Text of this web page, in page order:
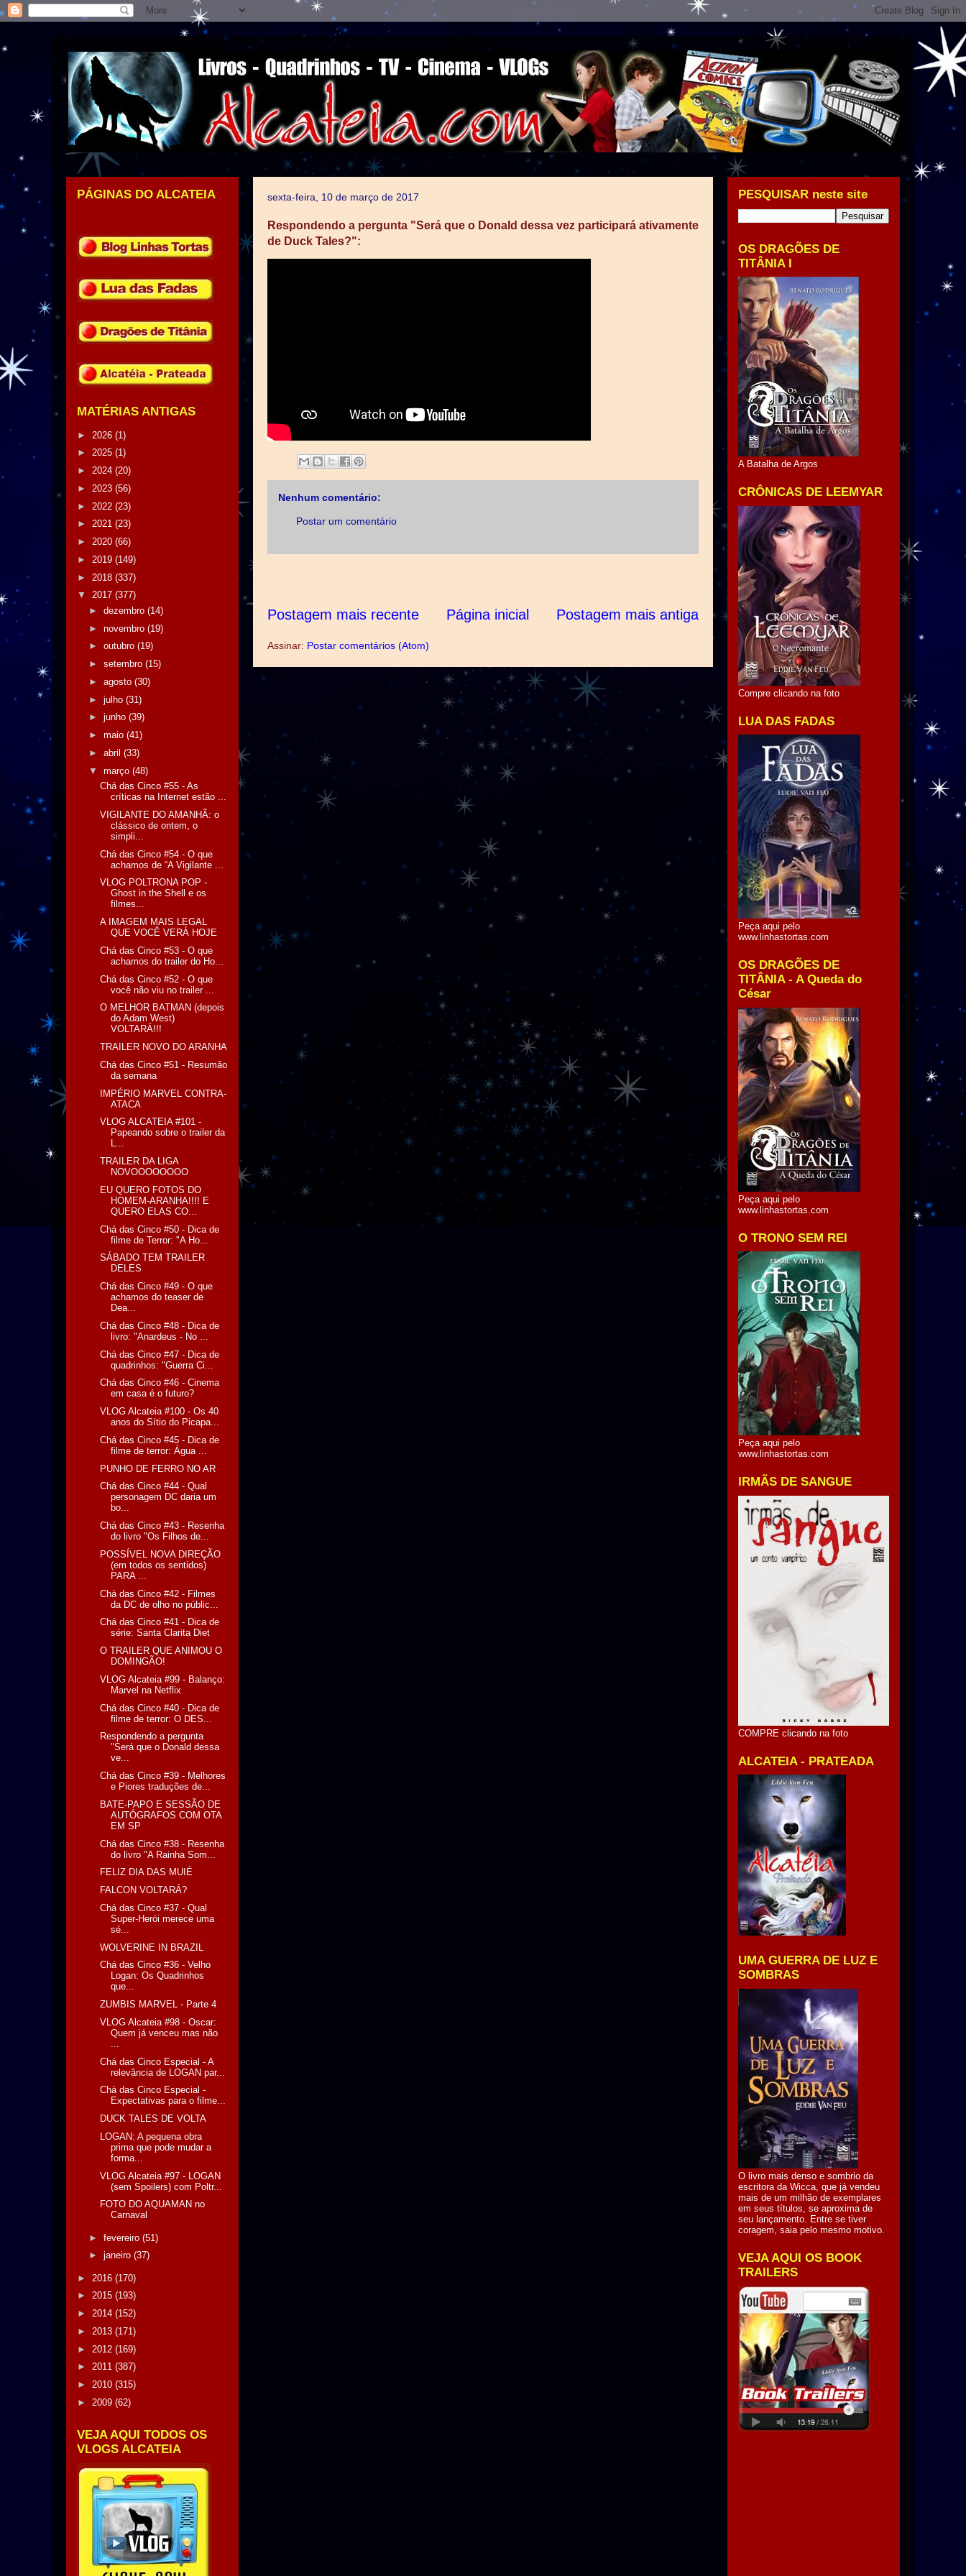
sexta-feira, 10 de março de 2017
Respondendo a pergunta "Será que o Donald dessa vez participará ativamente
de Duck Tales?":
Nenhum comentário:
Postar um comentário
Postagem mais recente Postagem mais antiga
Página inicial
Assinar: Postar comentários (Atom)
PÁGINAS DO ALCATEIA
MATÉRIAS ANTIGAS
► 2026 (1)
► 2025 (1)
► 2024 (20)
► 2023 (56)
► 2022 (23)
► 2021 (23)
► 2020 (66)
► 2019 (149)
► 2018 (337)
▼ 2017 (377)
► dezembro (14)
► novembro (19)
► outubro (19)
► setembro (15)
► agosto (30)
► julho (31)
► junho (39)
► maio (41)
► abril (33)
▼ março (48)
Chá das Cinco #55 - As
críticas na Internet estão ...
VIGILANTE DO AMANHÃ: o
clássico de ontem, o
simpli...
Chá das Cinco #54 - O que
achamos de “A Vigilante ...
VLOG POLTRONA POP -
Ghost in the Shell e os
filmes...
A IMAGEM MAIS LEGAL
QUE VOCÊ VERÁ HOJE
Chá das Cinco #53 - O que
achamos do trailer do Ho...
Chá das Cinco #52 - O que
você não viu no trailer ...
O MELHOR BATMAN (depois
do Adam West)
VOLTARÁ!!!
TRAILER NOVO DO ARANHA
Chá das Cinco #51 - Resumão
da semana
IMPÉRIO MARVEL CONTRA-
ATACA
VLOG ALCATEIA #101 -
Papeando sobre o trailer da
L...
TRAILER DA LIGA
NOVOOOOOOOO
EU QUERO FOTOS DO
HOMEM-ARANHA!!!! E
QUERO ELAS CO...
Chá das Cinco #50 - Dica de
filme de Terror: "A Ho...
SÁBADO TEM TRAILER
DELES
Chá das Cinco #49 - O que
achamos do teaser de
Dea...
Chá das Cinco #48 - Dica de
livro: "Anardeus - No ...
Chá das Cinco #47 - Dica de
quadrinhos: "Guerra Ci...
Chá das Cinco #46 - Cinema
em casa é o futuro?
VLOG Alcateia #100 - Os 40
anos do Sítio do Picapa...
Chá das Cinco #45 - Dica de
filme de terror: Água ...
PUNHO DE FERRO NO AR
Chá das Cinco #44 - Qual
personagem DC daria um
bo...
Chá das Cinco #43 - Resenha
do livro "Os Filhos de...
POSSÍVEL NOVA DIREÇÃO
(em todos os sentidos)
PARA ...
Chá das Cinco #42 - Filmes
da DC de olho no públic...
Chá das Cinco #41 - Dica de
série: Santa Clarita Diet
O TRAILER QUE ANIMOU O
DOMINGÃO!
VLOG Alcateia #99 - Balanço:
Marvel na Netflix
Chá das Cinco #40 - Dica de
filme de terror: O DES...
Respondendo a pergunta
"Será que o Donald dessa
ve...
Chá das Cinco #39 - Melhores
e Piores traduções de...
BATE-PAPO E SESSÃO DE
AUTÓGRAFOS COM OTA
EM SP
Chá das Cinco #38 - Resenha
do livro "A Rainha Som...
FELIZ DIA DAS MUIÉ
FALCON VOLTARÁ?
Chá das Cinco #37 - Qual
Super-Herói merece uma
sé...
WOLVERINE IN BRAZIL
Chá das Cinco #36 - Velho
Logan: Os Quadrinhos
que...
ZUMBIS MARVEL - Parte 4
VLOG Alcateia #98 - Oscar:
Quem já venceu mas não
Chá das Cinco Especial - A
relevância de LOGAN par...
Chá das Cinco Especial -
Expectativas para o filme...
DUCK TALES DE VOLTA
LOGAN: A pequena obra
prima que pode mudar a
forma...
VLOG Alcateia #97 - LOGAN
(sem Spoilers) com Poltr...
FOTO DO AQUAMAN no
Carnaval
► fevereiro (51)
► janeiro (37)
► 2016 (170)
► 2015 (193)
► 2014 (152)
► 2013 (171)
► 2012 (169)
► 2011 (387)
► 2010 (315)
► 2009 (62)
VEJA AQUI TODOS OS
VLOGS ALCATEIA
PESQUISAR neste site
OS DRAGÕES DE
TITÂNIA I
A Batalha de Argos
CRÔNICAS DE LEEMYAR
Compre clicando na foto
LUA DAS FADAS
Peça aqui pelo
www.linhastortas.com
OS DRAGÕES DE
TITÂNIA - A Queda do
César
Peça aqui pelo
www.linhastortas.com
O TRONO SEM REI
Peça aqui pelo
www.linhastortas.com
IRMÃS DE SANGUE
COMPRE clicando na foto
ALCATEIA - PRATEADA
UMA GUERRA DE LUZ E
SOMBRAS
O livro mais denso e sombrio da
escritora da Wicca, que já vendeu
mais de um milhão de exemplares
em seus títulos, se aproxima de
seu lançamento. Entre se tiver
coragem, saia pelo mesmo motivo.
VEJA AQUI OS BOOK
TRAILERS